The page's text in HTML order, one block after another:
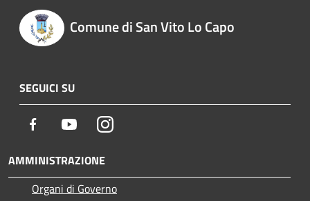
Comune di San Vito Lo Capo
SEGUICI SU
Facebook YoutubeInstagram
AMMINISTRAZIONE
Organi di Governo